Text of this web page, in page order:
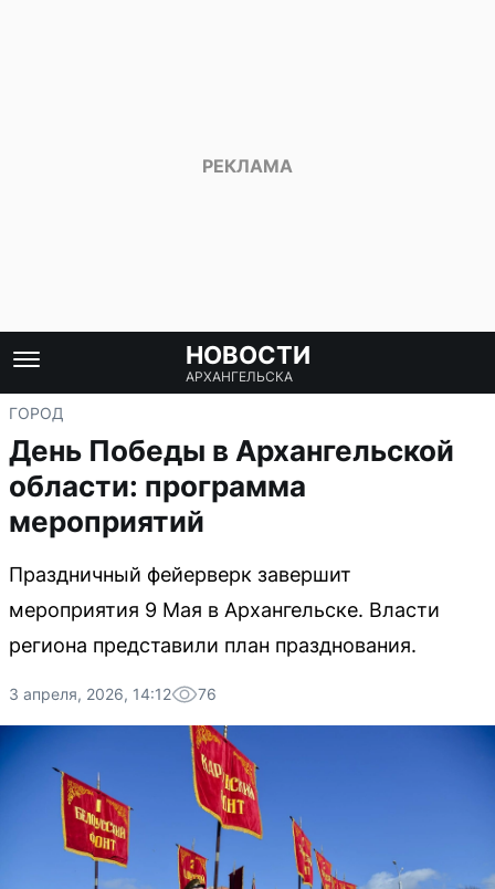
НОВОСТИ
АРХАНГЕЛЬСКА
ГОРОД
День Победы в Архангельской
области: программа
мероприятий
Праздничный фейерверк завершит
мероприятия 9 Мая в Архангельске. Власти
региона представили план празднования.
3 апреля, 2026, 14:12 76